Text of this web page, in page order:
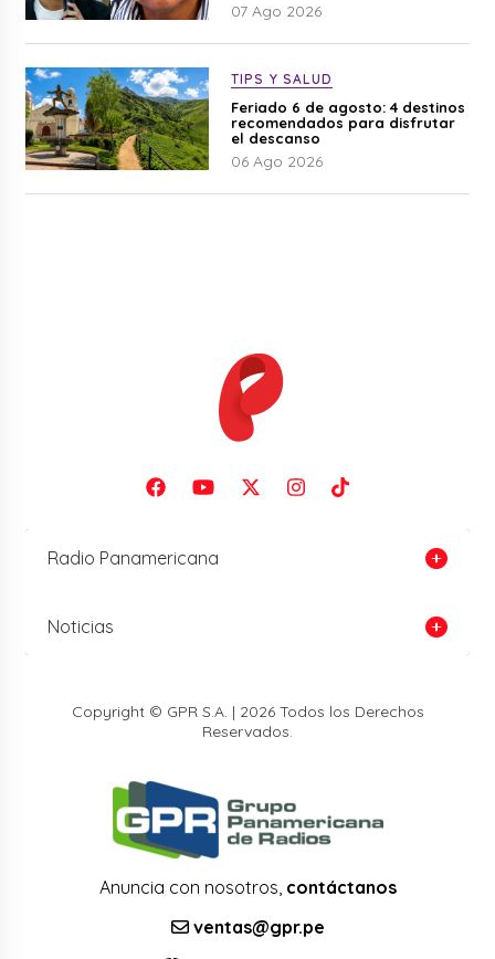
07 Ago 2026
TIPS Y SALUD
Feriado 6 de agosto: 4 destinos
recomendados para disfrutar
el descanso
06 Ago 2026
Radio Panamericana
Noticias
Copyright © GPR S.A. | 2026 Todos los Derechos
Reservados.
Anuncia con nosotros, contáctanos
ventas@gpr.pe